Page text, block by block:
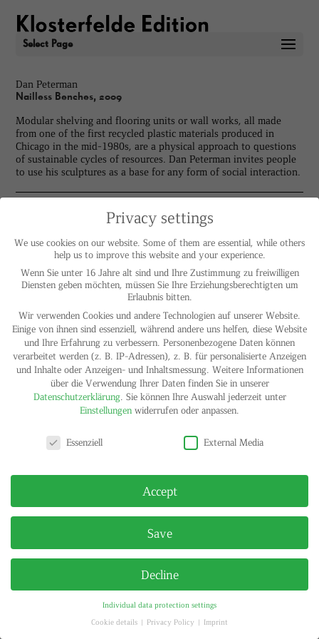
Select Page
Dan Peterman
Nailless Benches, 2009
Modular shelving and flooring units or wall works, all made
from one of the first recycled plastic materials produced in
Chicago in the mid-1980s, are a physical approach to questions
of sustainable cycles of resources. Dan Peterman invites people
to use his sculptures as a base for any form of social interaction.
Dan Peterman
Nailless Benches, 2009
Bench made of recycled plastic material
Each 25 x 25,5 x 14 cm
Edition of 14
© HELGA MARIA KLOSTERFELDE | ALL RIGHTS RESERVED
Privacy settings
We use cookies on our website. Some of them are essential, while others
help us to improve this website and your experience.
Wenn Sie unter 16 Jahre alt sind und Ihre Zustimmung zu freiwilligen
Diensten geben möchten, müssen Sie Ihre Erziehungsberechtigten um
Erlaubnis bitten.
Wir verwenden Cookies und andere Technologien auf unserer Website.
Einige von ihnen sind essenziell, während andere uns helfen, diese Website
und Ihre Erfahrung zu verbessern. Personenbezogene Daten können
verarbeitet werden (z. B. IP-Adressen), z. B. für personalisierte Anzeigen
und Inhalte oder Anzeigen- und Inhaltsmessung. Weitere Informationen
über die Verwendung Ihrer Daten finden Sie in unserer
Datenschutzerklärung. Sie können Ihre Auswahl jederzeit unter
Einstellungen widerrufen oder anpassen.
Essenziell
External Media
Accept
Save
Decline
Individual data protection settings
Cookie details
Privacy Policy Imprint